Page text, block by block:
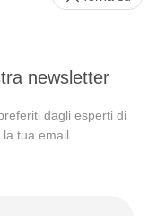
newsletter
dagli esperti di
tua email.